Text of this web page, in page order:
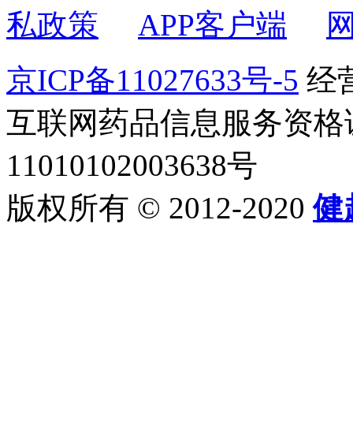
私政策
APP客户端
京ICP备11027633号-5 经
互联网药品信息服务资
11010102003638号
版权所有 © 2012-2020健